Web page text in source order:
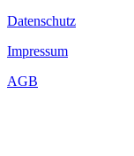
Datenschutz
Impressum
AGB